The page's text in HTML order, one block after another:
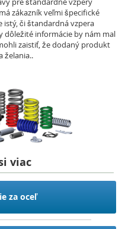
zákazník veľmi špecifické
istý, či štandardná vzpera
dôležité informácie by nám mal
zaistiť, že dodaný produkt
želania..
viac
za oceľ